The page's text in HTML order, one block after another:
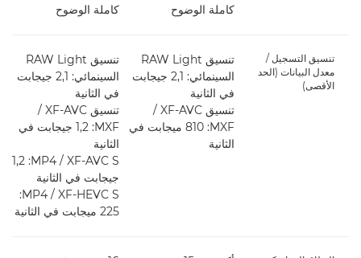
كاملة الوضوح
كاملة الوضوح
تنسيق التسجيل /
معدل البيانات (الحد
الأقصى)
تنسيق RAW Light
السينمائي: 2,1 جيجابت
في الثانية
تنسيق XF-AVC‏ /
MXF‏: 810 ميجابت في
الثانية
تنسيق RAW Light
السينمائي: 2,1 جيجابت
في الثانية
تنسيق XF-AVC ‏/
MXF:‏ 1,2 جيجابت في
الثانية
XF-AVC S ‏/ MP4:‏ 1,2
جيجابت في الثانية
XF-HEVC S ‏/ MP4:‏
225 ميجابت في الثانية